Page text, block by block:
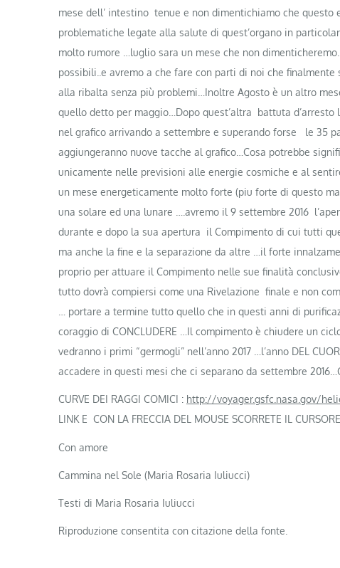
mese dell’ intestino tenue e non dimentichiamo che questo
problematiche legate alla salute di quest’organo in
molto rumore …luglio sara un mese che non
possibili..e avremo a che fare con parti di noi che
alla ribalta senza più problemi…Inoltre Agosto è un altro
quello detto per maggio…Dopo quest’altra battuta
nel grafico arrivando a settembre e superando forse le 35
aggiungeranno nuove tacche al grafico…Cosa potrebbe
unicamente nelle previsioni alle energie cosmiche e al
un mese energeticamente molto forte (piu forte di questo
una solare ed una lunare ….avremo il 9 settembre 2016
durante e dopo la sua apertura il Compimento di cui tutti
ma anche la fine e la separazione da altre …il forte
proprio per attuare il Compimento nelle sue finalità
tutto dovrà compiersi come una Rivelazione finale e non
… portare a termine tutto quello che in questi anni di
coraggio di CONCLUDERE …Il compimento è chiudere un
vedranno i primi “germogli” nell’anno 2017 …l’anno DEL
accadere in questi mesi che ci separano da settembre
CURVE DEI RAGGI COMICI : http://voyager.gsfc.nasa.gov/
LINK E CON LA FRECCIA DEL MOUSE SCORRETE IL
Con amore
Cammina nel Sole (Maria Rosaria Iuliucci)
Testi di Maria Rosaria Iuliucci
Riproduzione consentita con citazione della fonte.